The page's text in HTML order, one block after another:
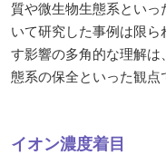
質や微生物生態系とい
いて研究した事例は限
す影響の多角的な理解
態系の保全といった観点
イオン濃度着目